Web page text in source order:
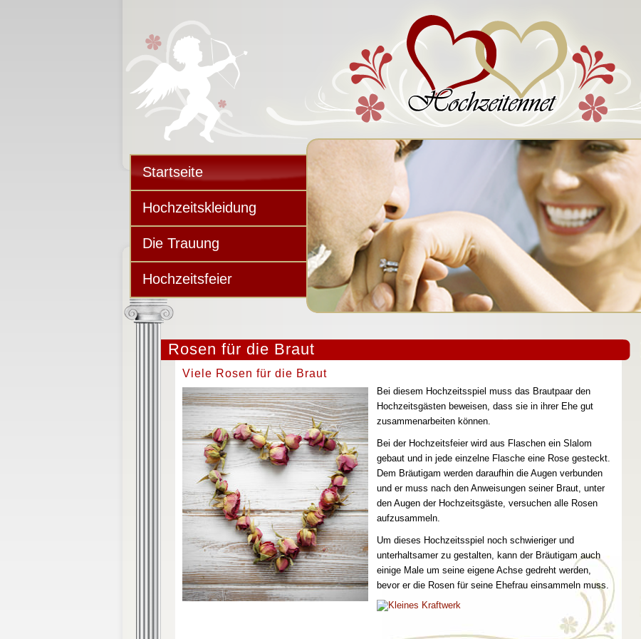
Startseite
Hochzeitskleidung
Die Trauung
Hochzeitsfeier
Rosen für die Braut
Viele Rosen für die Braut
Bei diesem Hochzeitsspiel muss das Brautpaar den
Hochzeitsgästen beweisen, dass sie in ihrer Ehe gut
zusammenarbeiten können.
Bei der Hochzeitsfeier wird aus Flaschen ein Slalom
gebaut und in jede einzelne Flasche eine Rose gesteckt.
Dem Bräutigam werden daraufhin die Augen verbunden
und er muss nach den Anweisungen seiner Braut, unter
den Augen der Hochzeitsgäste, versuchen alle Rosen
aufzusammeln.
Um dieses Hochzeitsspiel noch schwieriger und
unterhaltsamer zu gestalten, kann der Bräutigam auch
einige Male um seine eigene Achse gedreht werden,
bevor er die Rosen für seine Ehefrau einsammeln muss.